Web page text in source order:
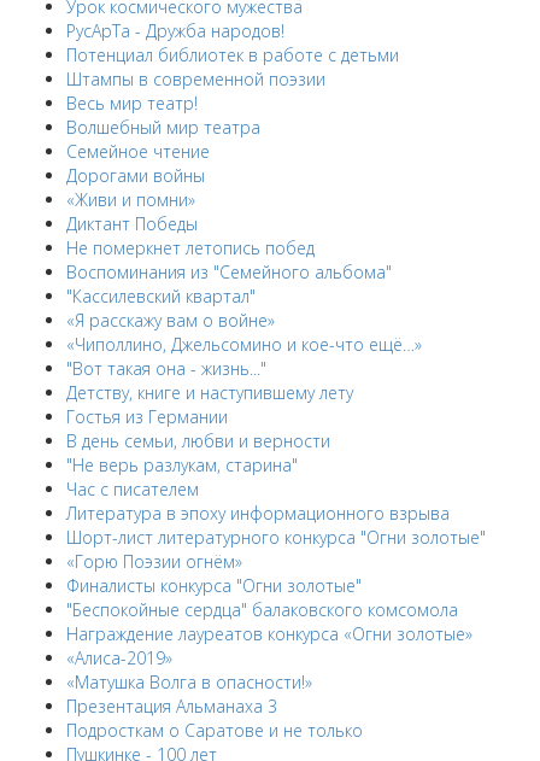
Урок космического мужества
РусАрТа - Дружба народов!
Потенциал библиотек в работе с детьми
Штампы в современной поэзии
Весь мир театр!
Волшебный мир театра
Семейное чтение
Дорогами войны
«Живи и помни»
Диктант Победы
Не померкнет летопись побед
Воспоминания из "Семейного альбома"
"Кассилевский квартал"
«Я расскажу вам о войне»
«Чиполлино, Джельсомино и кое-что ещё…»
"Вот такая она - жизнь..."
Детству, книге и наступившему лету
Гостья из Германии
В день семьи, любви и верности
"Не верь разлукам, старина"
Час с писателем
Литература в эпоху информационного взрыва
Шорт-лист литературного конкурса "Огни золотые"
«Горю Поэзии огнём»
Финалисты конкурса "Огни золотые"
"Беспокойные сердца" балаковского комсомола
Награждение лауреатов конкурса «Огни золотые»
«Алиса-2019»
«Матушка Волга в опасности!»
Презентация Альманаха 3
Подросткам о Саратове и не только
Пушкинке - 100 лет